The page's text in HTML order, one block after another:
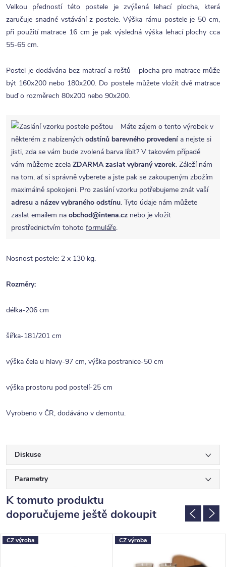
Velkou předností této postele je zvýšená lehací plocha, která
zaručuje snadné vstávání z postele. Výška rámu postele je 50 cm,
při použití matrace 16 cm je pak výsledná výška lehací plochy cca
55-65 cm.
Postel je dodávána bez matrací a roštů - plocha pro matrace může
být 160x200 nebo 180x200. Do postele můžete vložit dvě matrace
buď o rozměrech 80x200 nebo 90x200.
Máte zájem o tento výrobek v
některém z nabízených odstínů barevného provedení a nejste si
jisti, zda se vám bude zvolená barva líbit? V takovém případě
vám můžeme zcela ZDARMA zaslat vybraný vzorek. Záleží nám
na tom, ať si správně vyberete a jste pak se zakoupeným zbožím
maximálně spokojeni. Pro zaslání vzorku potřebujeme znát vaší
adresu a název vybraného odstínu. Tyto údaje nám můžete
zaslat emailem na obchod@intena.cz nebo je vložit
prostřednictvím tohoto formuláře.
Nosnost postele: 2 x 130 kg.
Rozměry:
délka-206 cm
šířka-181/201 cm
výška čela u hlavy-97 cm, výška postranice-50 cm
výška prostoru pod postelí-25 cm
Vyrobeno v ČR, dodáváno v demontu.
Diskuse
Parametry
K tomuto produktu
doporučujeme ještě dokoupit
CZ výroba CZ výroba